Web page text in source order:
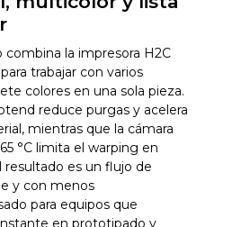
combina la impresora H2C
trabajar con varios
colores en una sola pieza.
reduce purgas y acelera
mientras que la cámara
°C limita el warping en
resultado es un flujo de
y con menos
para equipos que
en prototipado y